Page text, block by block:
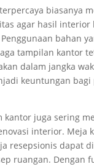
biasanya
agar hasil interior
bahan
tampilan kantor
dalam jangka
keuntungan bagi
kantor juga sering
interior. Meja
resepsionis dapat
ruangan. Dengan